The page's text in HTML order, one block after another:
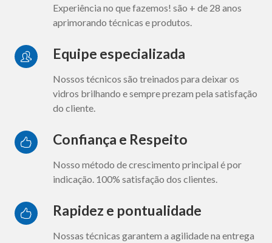
Experiência no que fazemos! são + de 28 anos
aprimorando técnicas e produtos.
Equipe especializada
Nossos técnicos são treinados para deixar os
vidros brilhando e sempre prezam pela satisfação
do cliente.
Confiança e Respeito
Nosso método de crescimento principal é por
indicação. 100% satisfação dos clientes.
Rapidez e pontualidade
Nossas técnicas garantem a agilidade na entrega